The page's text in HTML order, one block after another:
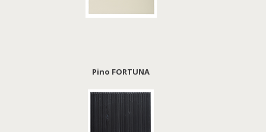
Pino FORTUNA